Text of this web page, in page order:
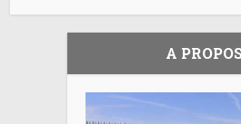
A